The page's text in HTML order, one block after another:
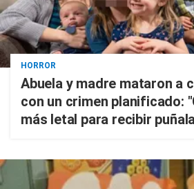
HORROR
Abuela y madre mataron a
con un crimen planificado:
más letal para recibir